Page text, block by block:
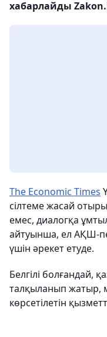
хабарлайды
The Economic Times
сілтеме жасай
емес, диалогқа
айтуынша, ел АҚШ-
үшін әрекет етуде.
Белгілі болғандай,
талқыланып жатыр,
көрсетілетін